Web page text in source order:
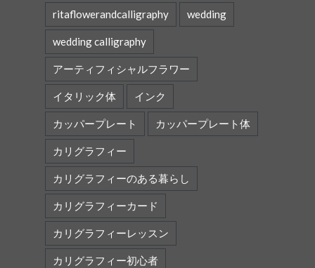
ritaflowerandcalligraphy wedding
wedding calligraphy
アーティフィシャルフラワー
イタリック体 インク
カッパープレート カッパープレート体
カリグラフィー
カリグラフィーのある暮らし
カリグラフィーカード
カリグラフィーレッスン
カリグラフィー初心者